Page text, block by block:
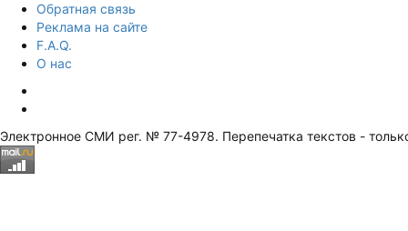
Обратная связь
Реклама на сайте
F.A.Q.
О нас
Электронное СМИ рег. № 77-4978. Перепечатка текстов -